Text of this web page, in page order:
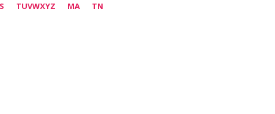
TUVWXYZ MA TN